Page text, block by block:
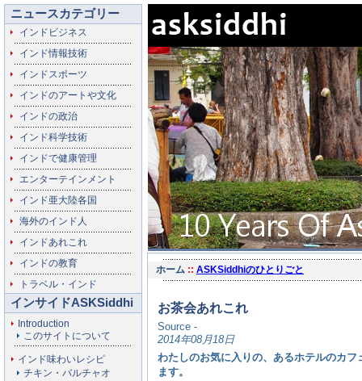
ニュースカテゴリー
インドビジネス
インド情報技術
インドスポーツ
インドのアートや文化
インドの政治
インド科学技術
インドで健康管理
エンターテインメント
インド亜大陸各国
海外のインド人
インドあれこれ
インドの教育
トラベル・インド
インサイドASKSiddhi
Introduction
このサイトについて
インド味わいレシピ
チキン・バルチャオ
ホーム :: ASKSiddhiのひとりごと
お茶会あれこれ
Source -
2014年08月18日
わたしのお気に入りの、あるホテルのカ
ます。